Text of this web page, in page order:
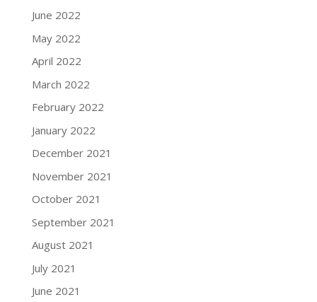
June 2022
May 2022
April 2022
March 2022
February 2022
January 2022
December 2021
November 2021
October 2021
September 2021
August 2021
July 2021
June 2021